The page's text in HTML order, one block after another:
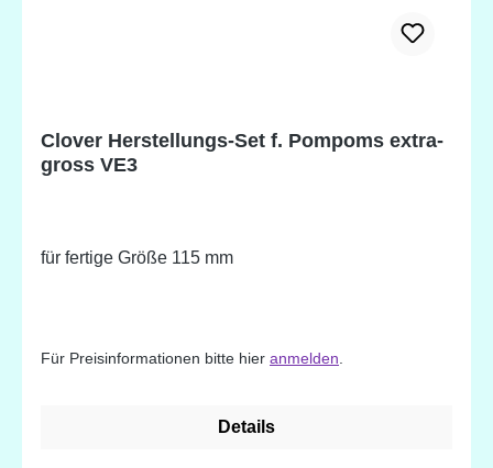
Clover Herstellungs-Set f. Pompoms extra-
gross VE3
für fertige Größe 115 mm
Für Preisinformationen bitte hier anmelden
Details